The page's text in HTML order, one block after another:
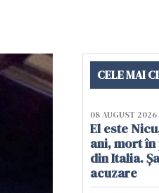
CELE MAI
08 AUGUST 2026
El este
ani, mort în
din Italia.
acuzare